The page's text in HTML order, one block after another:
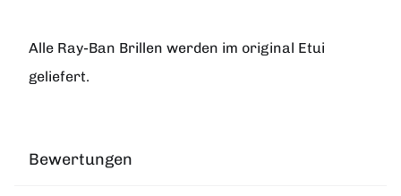
Alle Ray-Ban Brillen werden im original Etui
geliefert.
Bewertungen